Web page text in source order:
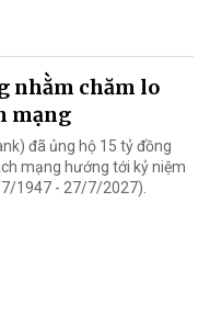
nhằm chăm lo
mạng
đã ủng hộ 15 tỷ đồng
mạng hướng tới kỷ niệm
1947 - 27/7/2027).